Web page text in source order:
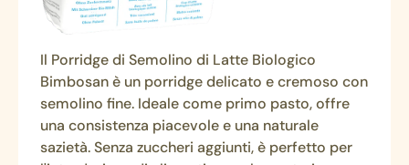
Il Porridge di Semolino di Latte Biologico
Bimbosan è un porridge delicato e cremoso con
semolino fine. Ideale come primo pasto, offre
una consistenza piacevole e una naturale
sazietà. Senza zuccheri aggiunti, è perfetto per